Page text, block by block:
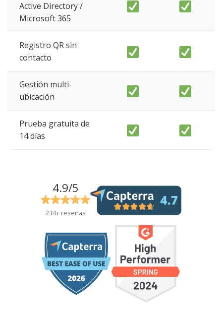
Active Directory /
Microsoft 365
Registro QR sin
contacto
Gestión multi-
ubicación
Prueba gratuita de
14 días
4.9/5
234+ reseñas